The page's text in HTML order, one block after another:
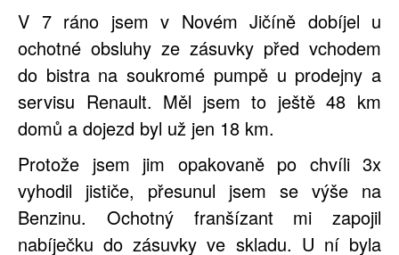
V 7 ráno jsem v Novém Jičíně dobíjel u
ochotné obsluhy ze zásuvky před vchodem
do bistra na soukromé pumpě u prodejny a
servisu Renault. Měl jsem to ještě 48 km
domů a dojezd byl už jen 18 km.
Protože jsem jim opakovaně po chvíli 3x
vyhodil jističe, přesunul jsem se výše na
Benzinu. Ochotný franšízant mi zapojil
nabíječku do zásuvky ve skladu. U ní byla